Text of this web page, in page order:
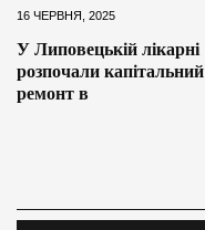
16 ЧЕРВНЯ, 2025
У Липовецькій лікарні
розпочали капітальний
ремонт в